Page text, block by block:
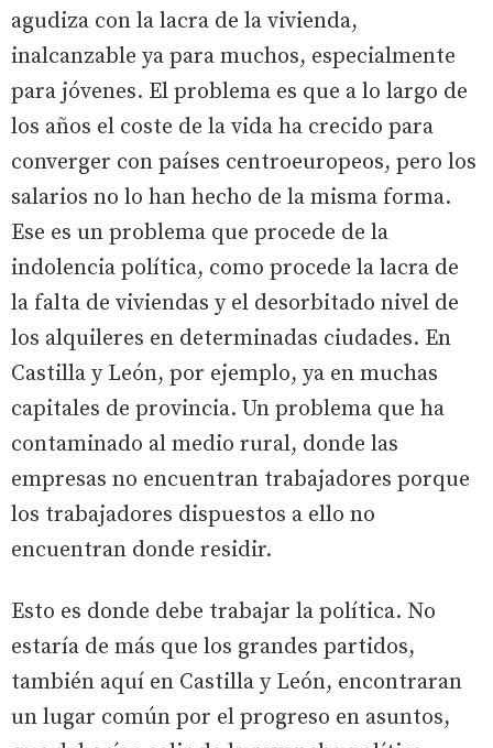
agudiza con la lacra de la vivienda,
inalcanzable ya para muchos, especialmente
para jóvenes. El problema es que a lo largo de
los años el coste de la vida ha crecido para
converger con países centroeuropeos, pero los
salarios no lo han hecho de la misma forma.
Ese es un problema que procede de la
indolencia política, como procede la lacra de
la falta de viviendas y el desorbitado nivel de
los alquileres en determinadas ciudades. En
Castilla y León, por ejemplo, ya en muchas
capitales de provincia. Un problema que ha
contaminado al medio rural, donde las
empresas no encuentran trabajadores porque
los trabajadores dispuestos a ello no
encuentran donde residir.
Esto es donde debe trabajar la política. No
estaría de más que los grandes partidos,
también aquí en Castilla y León, encontraran
un lugar común por el progreso en asuntos,